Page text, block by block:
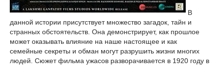
В
данной истории присутствует множество загадок, тайн и
странных обстоятельств. Она демонстрирует, как прошлое
может оказывать влияние на наше настоящее и как
семейные секреты и обман могут разрушить жизни многих
людей. Сюжет фильма ужасов разворачивается в 1920 году в